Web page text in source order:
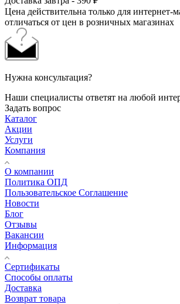
Цена действительна только для интернет-
отличаться от цен в розничных магазинах
Нужна консультация?
Наши специалисты ответят на любой
Задать вопрос
Каталог
Акции
Услуги
Компания
О компании
Политика ОПД
Пользовательское Соглашение
Новости
Блог
Отзывы
Вакансии
Информация
Сертификаты
Способы оплаты
Доставка
Возврат товара